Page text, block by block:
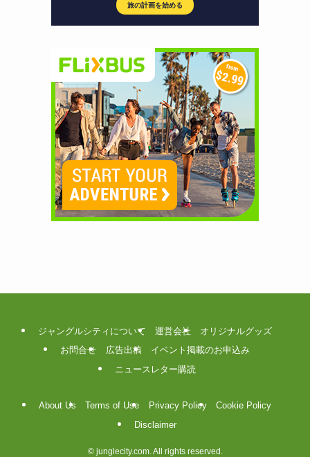
ジャングルシティについて 運営会社
オリジナルグッズ
お問合せ
広告出稿
イベント掲載のお申込み
ニュースレター購読
About Us Terms of Use Privacy Policy
Cookie Policy
Disclaimer
©junglecity.com. All rights reserved.